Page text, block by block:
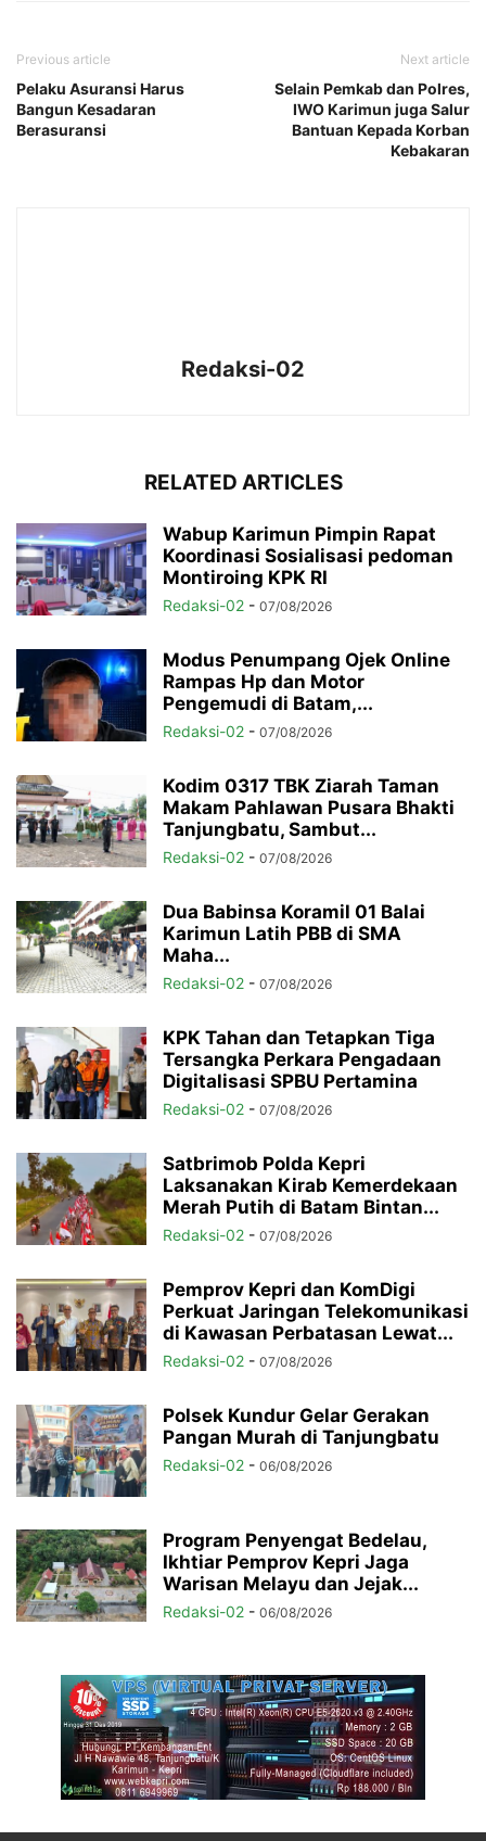
Previous article
Pelaku Asuransi Harus
Bangun Kesadaran
Berasuransi
Next article
Selain Pemkab dan Polres,
IWO Karimun juga Salur
Bantuan Kepada Korban
Kebakaran
Redaksi-02
RELATED ARTICLES
Wabup Karimun Pimpin Rapat
Koordinasi Sosialisasi pedoman
Montiroing KPK RI
Redaksi-02 - 07/08/2026
Modus Penumpang Ojek Online
Rampas Hp dan Motor
Pengemudi di Batam,...
Redaksi-02 - 07/08/2026
Kodim 0317 TBK Ziarah Taman
Makam Pahlawan Pusara Bhakti
Tanjungbatu, Sambut...
Redaksi-02 - 07/08/2026
Dua Babinsa Koramil 01 Balai
Karimun Latih PBB di SMA
Maha...
Redaksi-02 - 07/08/2026
KPK Tahan dan Tetapkan Tiga
Tersangka Perkara Pengadaan
Digitalisasi SPBU Pertamina
Redaksi-02 - 07/08/2026
Satbrimob Polda Kepri
Laksanakan Kirab Kemerdekaan
Merah Putih di Batam Bintan...
Redaksi-02 - 07/08/2026
Pemprov Kepri dan KomDigi
Perkuat Jaringan Telekomunikasi
di Kawasan Perbatasan Lewat...
Redaksi-02 - 07/08/2026
Polsek Kundur Gelar Gerakan
Pangan Murah di Tanjungbatu
Redaksi-02 - 06/08/2026
Program Penyengat Bedelau,
Ikhtiar Pemprov Kepri Jaga
Warisan Melayu dan Jejak...
Redaksi-02 - 06/08/2026